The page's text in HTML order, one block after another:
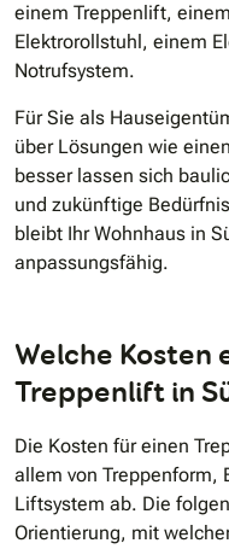
einem Treppenlift,
Elektrorollstuhl, einem
Notrufsystem.
Für Sie als
über Lösungen wie
besser lassen sich
und zukünftige
bleibt Ihr Wohnhaus in
anpassungsfähig.
Welche Kosten
Treppenlift in
Die Kosten für einen
allem von Treppenform,
Liftsystem ab. Die
Orientierung, mit